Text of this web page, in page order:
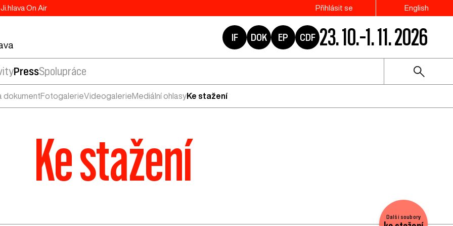
Ji.hlava On Air Přihlásit se English
IF DOK EP CDF 23. 10.–1. 11. 2026
Press
dokumentFotogalerieVideogalerieMediální ohlasyKe stažení
Spolupráce
Ke stažení
Další soubory